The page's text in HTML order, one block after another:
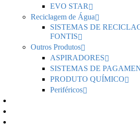
EVO STAR
Reciclagem de Água
SISTEMAS DE
FONTIS
Outros Produtos
ASPIRADORES
SISTEMAS DE
PRODUTO QUÍMICO
Periféricos